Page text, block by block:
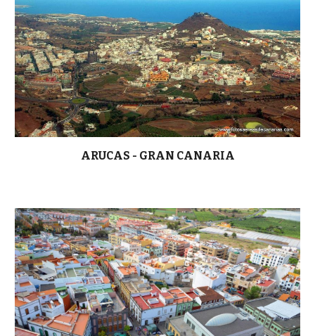
ARUCAS - GRAN CANARIA